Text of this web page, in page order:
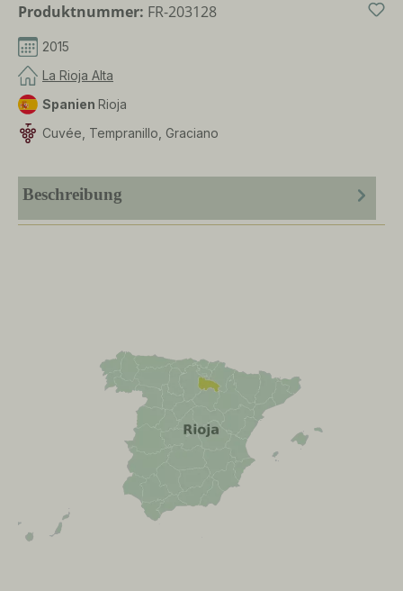
Produktnummer: FR-203128
2015
La Rioja Alta
Spanien Rioja
Cuvée, Tempranillo, Graciano
Beschreibung